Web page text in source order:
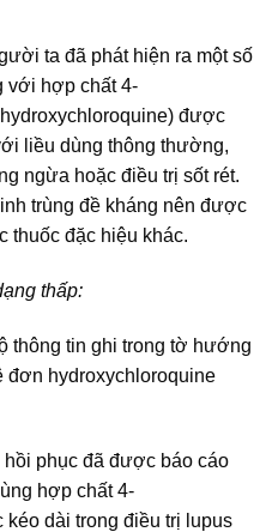
ta đã phát hiện ra một số
với hợp chất 4-
được
liều dùng thông thường,
ngừa hoặc điều trị sốt rét.
trùng đề kháng nên được
thuốc đặc hiệu khác.
thấp:
thông tin ghi trong tờ hướng
đơn hydroxychloroquine
phục đã được báo cáo
hợp chất 4-
dài trong điều trị lupus